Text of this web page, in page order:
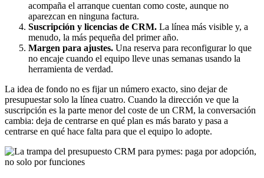
acompaña el arranque cuentan como coste, aunque no
aparezcan en ninguna factura.
Suscripción y licencias de CRM. La línea más visible y, a
menudo, la más pequeña del primer año.
Margen para ajustes. Una reserva para reconfigurar lo que
no encaje cuando el equipo lleve unas semanas usando la
herramienta de verdad.
La idea de fondo no es fijar un número exacto, sino dejar de
presupuestar solo la línea cuatro. Cuando la dirección ve que la
suscripción es la parte menor del coste de un CRM, la conversación
cambia: deja de centrarse en qué plan es más barato y pasa a
centrarse en qué hace falta para que el equipo lo adopte.